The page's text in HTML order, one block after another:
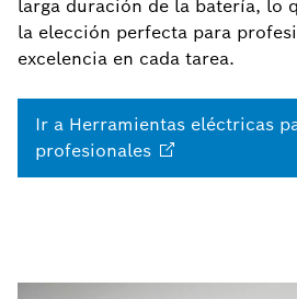
larga duración de la batería, lo
la elección perfecta para
excelencia en cada tarea.
Ir a Herramientas eléctricas
profesionales